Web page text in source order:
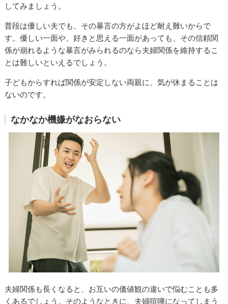
してみましょう。
普段は優しい夫でも、その暴言の方がよほど耐え難いからで
す。優しい一面や、好きと思える一面があっても、その信頼関
係が崩れるような暴言がみられるのなら夫婦関係を維持するこ
とは難しいといえるでしょう。
子どもからすれば関係が安定しない両親に、気が休まることは
ないのです。
なかなか機嫌がなおらない
夫婦関係も長くなると、お互いの価値観の違いで悩むことも多
くあるでしょう。そのようなときに、夫婦喧嘩になってしまう